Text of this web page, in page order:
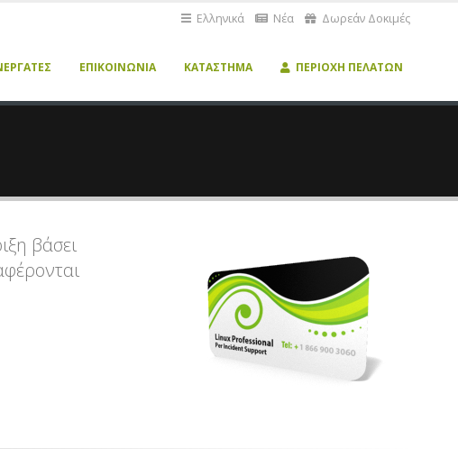
Ελληνικά Νέα Δωρεάν Δοκιμές
ΕΠΙΚΟΙΝΩΝΊΑ ΚΑΤΆΣΤΗΜΑ ΠΕΡΙΟΧΉ ΠΕΛΑΤΏΝ
βάσει